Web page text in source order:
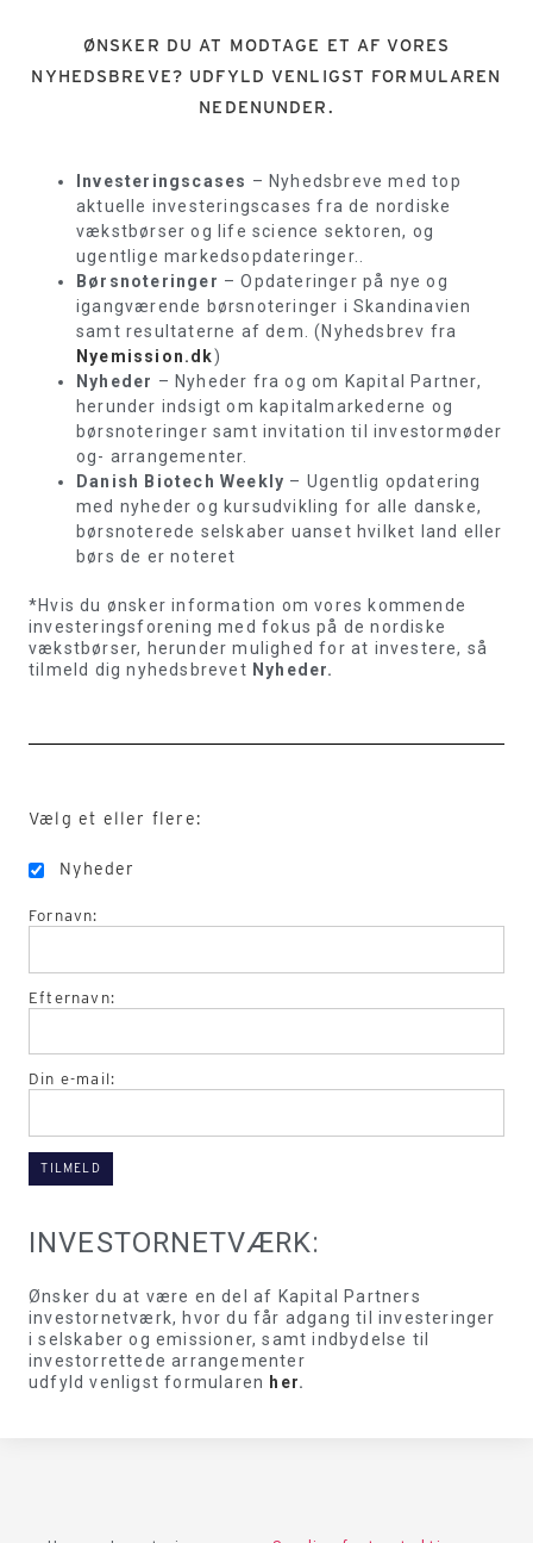
ØNSKER DU AT MODTAGE ET AF VORES
NYHEDSBREVE? UDFYLD VENLIGST FORMULAREN
NEDENUNDER.
Investeringscases – Nyhedsbreve med top
aktuelle investeringscases fra de nordiske
vækstbørser og life science sektoren, og
ugentlige markedsopdateringer..
Børsnoteringer – Opdateringer på nye og
igangværende børsnoteringer i Skandinavien
samt resultaterne af dem. (Nyhedsbrev fra
Nyemission.dk)
Nyheder – Nyheder fra og om Kapital Partner,
herunder indsigt om kapitalmarkederne og
børsnoteringer samt invitation til investormøder
og- arrangementer.
Danish Biotech Weekly – Ugentlig opdatering
med nyheder og kursudvikling for alle danske,
børsnoterede selskaber uanset hvilket land eller
børs de er noteret
*Hvis du ønsker information om vores kommende
investeringsforening med fokus på de nordiske
vækstbørser, herunder mulighed for at investere, så
tilmeld dig nyhedsbrevet Nyheder.
Vælg et eller flere:
Nyheder
Fornavn:
Efternavn:
Din e-mail:
INVESTORNETVÆRK:
Ønsker du at være en del af Kapital Partners
investornetværk, hvor du får adgang til investeringer
i selskaber og emissioner, samt indbydelse til
investorrettede arrangementer
udfyld venligst formularen her.